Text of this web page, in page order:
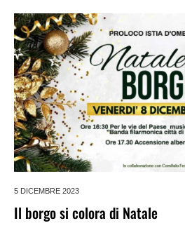
5 DICEMBRE 2023
Il borgo si colora di Natale